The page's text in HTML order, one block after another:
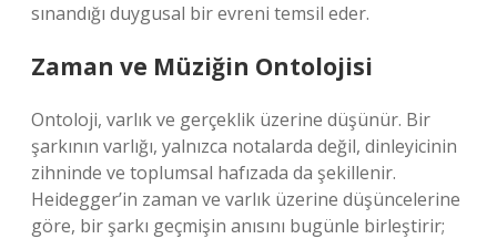
sınandığı duygusal bir evreni temsil eder.
Zaman ve Müziğin Ontolojisi
Ontoloji, varlık ve gerçeklik üzerine düşünür. Bir
şarkının varlığı, yalnızca notalarda değil, dinleyicinin
zihninde ve toplumsal hafızada da şekillenir.
Heidegger’in zaman ve varlık üzerine düşüncelerine
göre, bir şarkı geçmişin anısını bugünle birleştirir;